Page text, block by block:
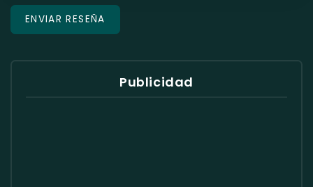
Publicidad